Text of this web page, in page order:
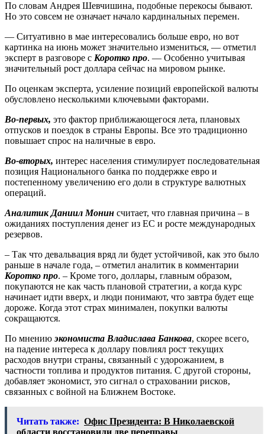
По словам Андрея Шевчишина, подобные перекосы бывают.
Но это совсем не означает начало кардинальных перемен.
— Ситуативно в мае интересовались больше евро, но вот
картинка на июнь может значительно измениться, — отметил
эксперт в разговоре с Коротко про. — Особенно учитывая
значительный рост доллара сейчас на мировом рынке.
По оценкам эксперта, усиление позиций европейской валюты
обусловлено несколькими ключевыми факторами.
Во-первых, это фактор приближающегося лета, плановых
отпусков и поездок в страны Европы. Все это традиционно
повышает спрос на наличные в евро.
Во-вторых, интерес населения стимулирует последовательная
позиция Национального банка по поддержке евро и
постепенному увеличению его доли в структуре валютных
операций.
Аналитик Даниил Монин считает, что главная причина – в
ожиданиях поступления денег из ЕС и росте международных
резервов.
– Так что девальвация вряд ли будет устойчивой, как это было
раньше в начале года, – отметил аналитик в комментарии
Коротко про. – Кроме того, доллары, главным образом,
покупаются не как часть плановой стратегии, а когда курс
начинает идти вверх, и люди понимают, что завтра будет еще
дороже. Когда этот страх минимален, покупки валюты
сокращаются.
По мнениюэкономиста Владислава Банкова, скорее всего,
на падение интереса к доллару повлиял рост текущих
расходов внутри страны, связанный с удорожанием, в
частности топлива и продуктов питания. С другой стороны,
добавляет экономист, это сигнал о страховании рисков,
связанных с войной на Ближнем Востоке.
Читать также: Офис Президента: В Николаевской